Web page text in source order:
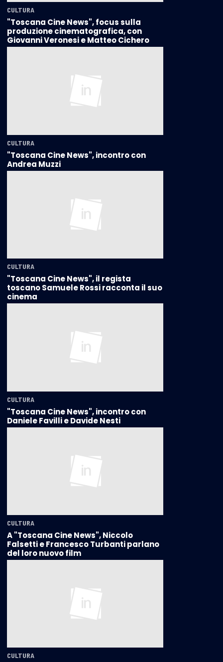
CULTURA
"Toscana Cine News", focus sulla
produzione cinematografica, con
Giovanni Veronesi e Matteo Cichero
CULTURA
"Toscana Cine News", incontro con
Andrea Muzzi
CULTURA
"Toscana Cine News", il regista
toscano Samuele Rossi racconta il suo
cinema
CULTURA
"Toscana Cine News", incontro con
Daniele Favilli e Davide Nesti
CULTURA
A "Toscana Cine News", Niccolo
Falsetti e Francesco Turbanti parlano
del loro nuovo film
CULTURA